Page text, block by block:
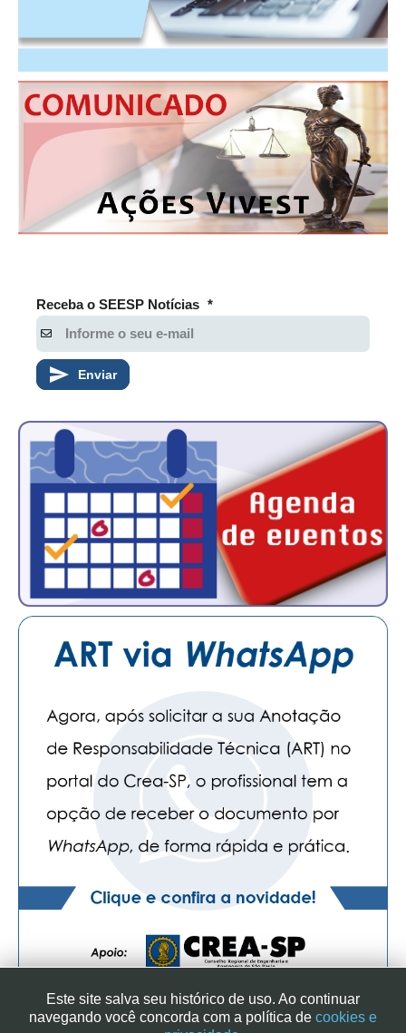
Receba o SEESP Notícias *
Enviar
Este site salva seu histórico de uso. Ao continuar
navegando você concorda com a política de cookies e